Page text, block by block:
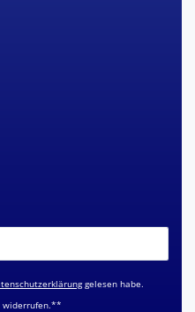
gelesen habe.
widerrufen.**